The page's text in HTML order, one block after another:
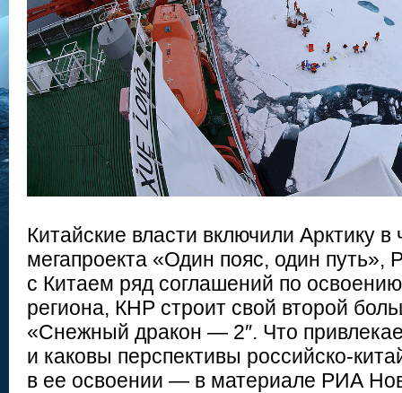
Китайские власти включили Арктику
мегапроекта «Один пояс, один путь»,
с Китаем ряд соглашений по освоению
региона, КНР строит свой второй
«Снежный дракон — 2″. Что
и каковы перспективы российско-
в ее освоении — в материале РИА